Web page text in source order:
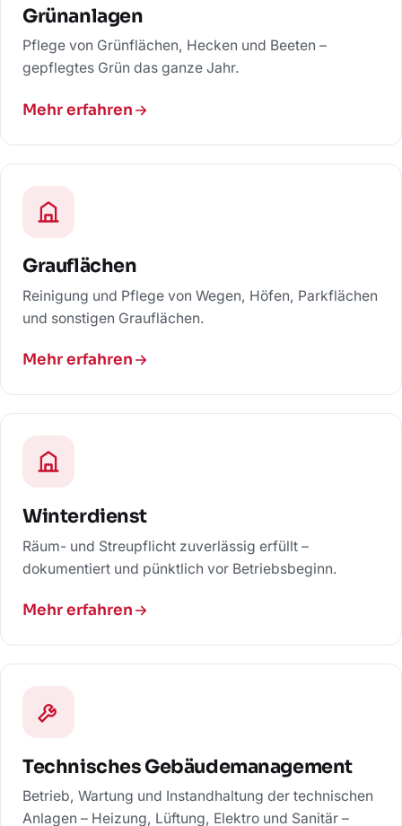
Grünanlagen
Pflege von Grünflächen, Hecken und Beeten –
gepflegtes Grün das ganze Jahr.
Mehr erfahren
Grauflächen
Reinigung und Pflege von Wegen, Höfen, Parkflächen
und sonstigen Grauflächen.
Mehr erfahren
Winterdienst
Räum- und Streupflicht zuverlässig erfüllt –
dokumentiert und pünktlich vor Betriebsbeginn.
Mehr erfahren
Technisches Gebäudemanagement
Betrieb, Wartung und Instandhaltung der technischen
Anlagen – Heizung, Lüftung, Elektro und Sanitär –